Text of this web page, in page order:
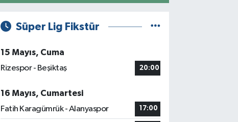
Süper Lig Fikstür
15 Mayıs, Cuma
Rizespor - Beşiktaş
20:00
16 Mayıs, Cumartesi
Fatih Karagümrük - Alanyaspor
17:00